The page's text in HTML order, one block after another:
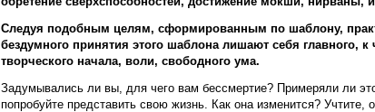
Следуя подобным целям, сформированным по шаблону,
бездумного принятия этого шаблона лишают себя главного,
творческого начала, воли, свободного ума.
Задумывались ли вы, для чего вам бессмертие? Примеряли ли
попробуйте представить свою жизнь. Как она изменится? Учтите,